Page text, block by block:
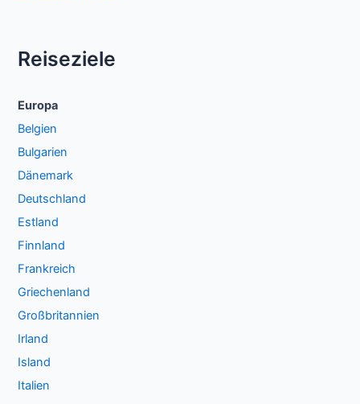
Reiseziele
Europa
Belgien
Bulgarien
Dänemark
Deutschland
Estland
Finnland
Frankreich
Griechenland
Großbritannien
Irland
Island
Italien